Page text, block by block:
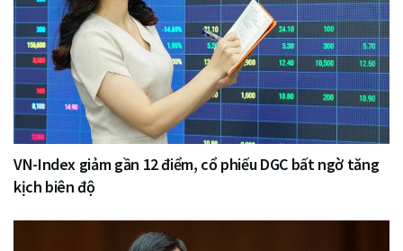
VN-Index giảm gần 12 điểm, cổ phiếu DGC bất ngờ tăng
kịch biên độ